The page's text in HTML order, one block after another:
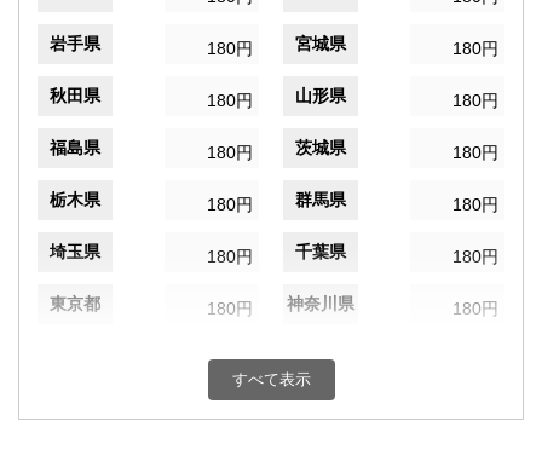
岩手県 180円 宮城県 180円
秋田県 180円 山形県 180円
福島県 180円 茨城県 180円
栃木県 180円 群馬県 180円
埼玉県 180円 千葉県 180円
東京都 180円 神奈川県 180円
180円 富山県
すべて表示